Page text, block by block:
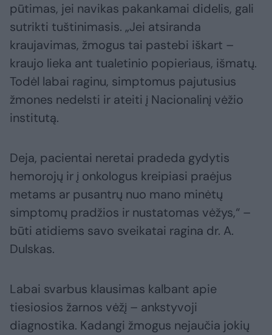
pūtimas, jei navikas pakankamai didelis, gali
sutrikti tuštinimasis. „Jei atsiranda
kraujavimas, žmogus tai pastebi iškart –
kraujo lieka ant tualetinio popieriaus, išmatų.
Todėl labai raginu, simptomus pajutusius
žmones nedelsti ir ateiti į Nacionalinį vėžio
institutą.
Deja, pacientai neretai pradeda gydytis
hemorojų ir į onkologus kreipiasi praėjus
metams ar pusantrų nuo mano minėtų
simptomų pradžios ir nustatomas vėžys,“ –
būti atidiems savo sveikatai ragina dr. A.
Dulskas.
Labai svarbus klausimas kalbant apie
tiesiosios žarnos vėžį – ankstyvoji
diagnostika. Kadangi žmogus nejaučia jokių